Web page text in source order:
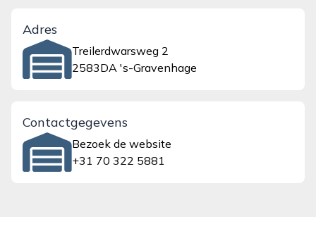
Adres
Treilerdwarsweg 2
2583DA 's-Gravenhage
Contactgegevens
Bezoek de website
+31 70 322 5881